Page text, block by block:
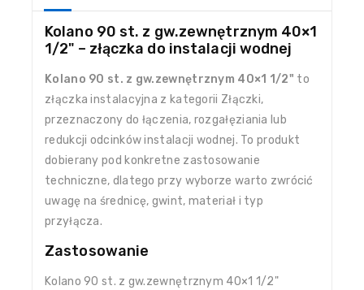
Kolano 90 st. z gw.zewnętrznym 40×1
1/2" – złączka do instalacji wodnej
Kolano 90 st. z gw.zewnętrznym 40×1 1/2" to
złączka instalacyjna z kategorii Złączki,
przeznaczony do łączenia, rozgałęziania lub
redukcji odcinków instalacji wodnej. To produkt
dobierany pod konkretne zastosowanie
techniczne, dlatego przy wyborze warto zwrócić
uwagę na średnicę, gwint, materiał i typ
przyłącza.
Zastosowanie
Kolano 90 st. z gw.zewnętrznym 40×1 1/2"